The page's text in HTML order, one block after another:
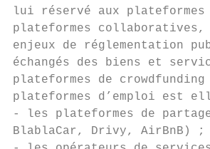
lui réservé aux
plateformes
enjeux de réglementation
échangés des biens et
plateformes de
plateformes d’emploi est
- les plateformes de
BlablaCar, Drivy, AirBnB) ;